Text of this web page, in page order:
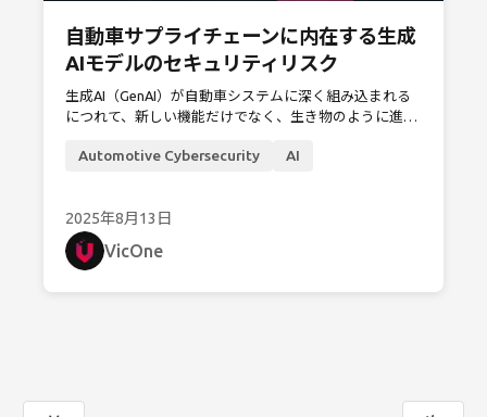
自動車サプライチェーンに内在する生成
AIモデルのセキュリティリスク
生成AI（GenAI）が自動車システムに深く組み込まれる
につれて、新しい機能だけでなく、生き物のように進化
ます。
Automotive Cybersecurity AI
2025年8月13日
VicOne